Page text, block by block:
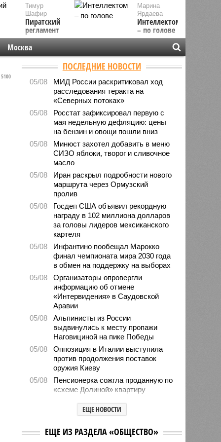
Марина
Ярдаева
Интеллектом
– по голове
Тимур
Шафир
Пиратский
регламент
Москва
5100
ПОСЛЕДНИЕ НОВОСТИ
05/08
МИД России раскритиковал ход
расследования теракта на
«Северных потоках»
05/08
Росстат зафиксировал первую с
мая недельную дефляцию: цены
на бензин и овощи пошли вниз
05/08
Минюст захотел добавить в меню
СИЗО яблоки, творог и сливочное
масло
05/08
Иран раскрыл подробности нового
маршрута через Ормузский
пролив
05/08
Госдеп США объявил рекордную
награду в 102 миллиона долларов
за головы лидеров мексиканского
картеля
05/08
Инфантино пообещал Марокко
финал чемпионата мира 2030 года
в обмен на поддержку на выборах
05/08
Организаторы опровергли
информацию об отмене
«Интервидения» в Саудовской
Аравии
05/08
Альпинисты из России
выдвинулись к месту пропажи
Наговициной на пике Победы
05/08
Оппозиция в Италии выступила
против продолжения поставок
оружия Киеву
05/08
Пенсионерка сожгла проданную по
«схеме Долиной» квартиру
Microsoft обвинила российских
хакеров в глобальной охоте за
отелях
ЕЩЕ НОВОСТИ
НОВОСТИ ПАРТНЕРОВ